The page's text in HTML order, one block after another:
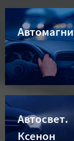
Автосвет.
Ксенон